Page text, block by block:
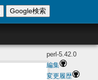
Google検索
perl-5.42.0
編集
変更履歴